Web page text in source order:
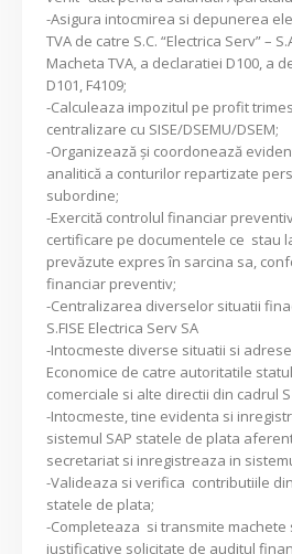
-Asigura intocmirea si depunerea
TVA de catre S.C. “Electrica Serv” –
Macheta TVA, a declaratiei D100, a
D101, F4109;
-Calculeaza impozitul pe profit
centralizare cu SISE/DSEMU/DSEM;
-Organizează şi coordonează
analitică a conturilor repartizate
subordine;
-Exercită controlul financiar
certificare pe documentele ce stau
prevăzute expres în sarcina sa,
financiar preventiv;
-Centralizarea diverselor situatii
S.FISE Electrica Serv SA
-Intocmeste diverse situatii si
Economice de catre autoritatile
comerciale si alte directii din cadrul S
-Intocmeste, tine evidenta si
sistemul SAP statele de plata
secretariat si inregistreaza in
-Valideaza si verifica contributiile
statele de plata;
-Completeaza si transmite machete
justificative solicitate de auditul